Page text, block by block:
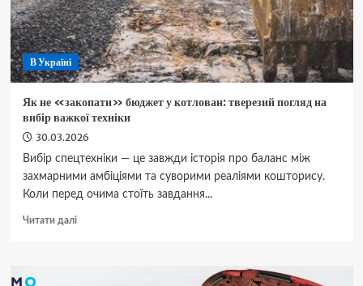
В Україні
Як не «закопати» бюджет у котлован: тверезий погляд на
вибір важкої техніки
30.03.2026
Вибір спецтехніки — це завжди історія про баланс між
захмарними амбіціями та суворими реаліями кошторису.
Коли перед очима стоїть завдання...
Читати даліДокладніше